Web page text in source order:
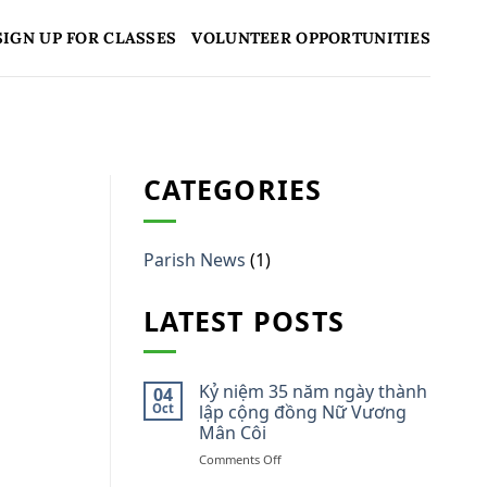
UP FOR CLASSES VOLUNTEER OPPORTUNITIES
CATEGORIES
Parish News (1)
LATEST POSTS
04
Oct
Kỷ niệm 35 năm ngày thành
lập cộng đồng Nữ Vương
Mân Côi
Comments Offon